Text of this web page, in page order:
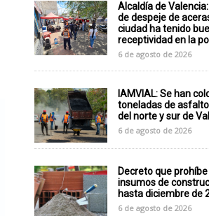
Alcaldía de
de despeje de
ciudad ha tenido
receptividad en la
6 de agosto de 2026
IAMVIAL: Se han
toneladas de
del norte y sur de
6 de agosto de 2026
Decreto que
insumos de
hasta diciembre de
6 de agosto de 2026